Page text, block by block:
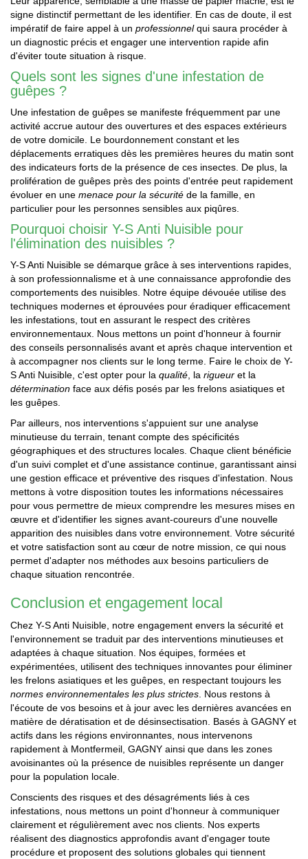
signe distinctif permettant de les identifier. En cas de doute, il est
impératif de faire appel à un professionnelqui saura procéder à
un diagnostic précis et engager une intervention rapide afin
d'éviter toute situation à risque.
Quels sont les signes d'une infestation de
guêpes ?
Une infestation de guêpes se manifeste fréquemment par une
activité accrue autour des ouvertures et des espaces extérieurs
de votre domicile. Le bourdonnement constant et les
déplacements erratiques dès les premières heures du matin sont
des indicateurs forts de la présence de ces insectes. De plus, la
prolifération de guêpes près des points d'entrée peut rapidement
évoluer en une menace pour la sécurité de la famille, en
particulier pour les personnes sensibles aux piqûres.
Pourquoi choisir Y-S Anti Nuisible pour
l'élimination des nuisibles ?
Y-S Anti Nuisible se démarque grâce à ses interventions rapides,
à son professionnalisme et à une connaissance approfondie des
comportements des nuisibles. Notre équipe dévouée utilise des
techniques modernes et éprouvées pour éradiquer efficacement
les infestations, tout en assurant le respect des critères
environnementaux. Nous mettons un point d'honneur à fournir
des conseils personnalisés avant et après chaque intervention et
à accompagner nos clients sur le long terme. Faire le choix de Y-
S Anti Nuisible, c'est opter pour la qualité , la rigueur et la
détermination face aux défis posés par les frelons asiatiques et
les guêpes.
Par ailleurs, nos interventions s'appuient sur une analyse
minutieuse du terrain, tenant compte des spécificités
géographiques et des structures locales. Chaque client bénéficie
d'un suivi complet et d'une assistance continue, garantissant ainsi
une gestion efficace et préventive des risques d'infestation. Nous
mettons à votre disposition toutes les informations nécessaires
pour vous permettre de mieux comprendre les mesures mises en
œuvre et d'identifier les signes avant-coureurs d'une nouvelle
apparition des nuisibles dans votre environnement. Votre sécurité
et votre satisfaction sont au cœur de notre mission, ce qui nous
permet d'adapter nos méthodes aux besoins particuliers de
chaque situation rencontrée.
Conclusion et engagement local
Chez Y-S Anti Nuisible, notre engagement envers la sécurité et
l'environnement se traduit par des interventions minutieuses et
adaptées à chaque situation. Nos équipes, formées et
expérimentées, utilisent des techniques innovantes pour éliminer
les frelons asiatiques et les guêpes, en respectant toujours les
normes environnementales les plus strictes . Nous restons à
l'écoute de vos besoins et à jour avec les dernières avancées en
matière de dératisation et de désinsectisation. Basés à GAGNY et
actifs dans les régions environnantes, nous intervenons
rapidement à Montfermeil, GAGNY ainsi que dans les zones
avoisinantes où la présence de nuisibles représente un danger
pour la population locale.
Conscients des risques et des désagréments liés à ces
infestations, nous mettons un point d'honneur à communiquer
clairement et régulièrement avec nos clients. Nos experts
réalisent des diagnostics approfondis avant d'engager toute
procédure et proposent des solutions globales qui tiennent